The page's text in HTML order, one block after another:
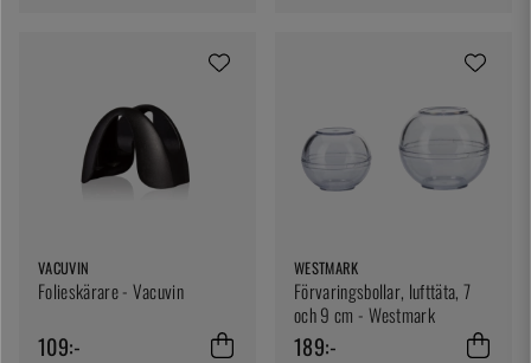
VACUVIN
Folieskärare - Vacuvin
109:-
WESTMARK
Förvaringsbollar, lufttäta, 7
och 9 cm - Westmark
189:-